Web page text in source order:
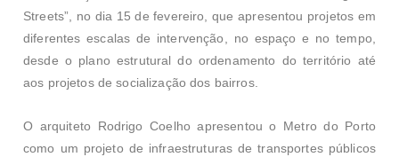
Streets”, no dia 15 de fevereiro, que apresentou projetos em
diferentes escalas de intervenção, no espaço e no tempo,
desde o plano estrutural do ordenamento do território até
aos projetos de socialização dos bairros.
O arquiteto Rodrigo Coelho apresentou o Metro do Porto
como um projeto de infraestruturas de transportes públicos